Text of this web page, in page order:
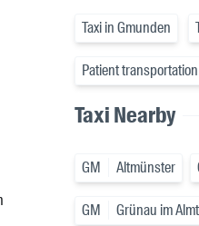
Taxi in Gmunden
Patient
Taxi Nearby
GM Altmünster
GM Grünau im